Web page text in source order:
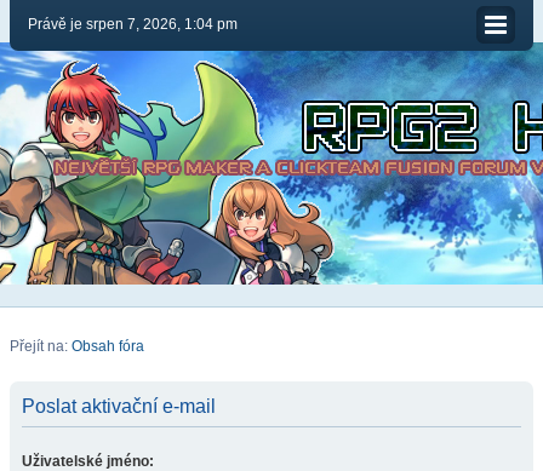
Právě je srpen 7, 2026, 1:04 pm
Přejít na: Obsah fóra
Poslat aktivační e-mail
Uživatelské jméno: